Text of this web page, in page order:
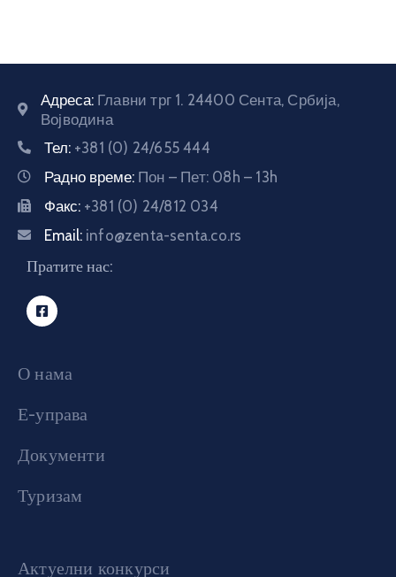
Адреса: Главни трг 1. 24400 Сента, Србија,
Војводина
Тел: +381 (0) 24/655 444
Радно време: Пон – Пет: 08h – 13h
Факс: +381 (0) 24/812 034
Email: info@zenta-senta.co.rs
Пратите нас:
О нама
Е-управа
Документи
Туризам
Актуелни конкурси